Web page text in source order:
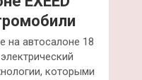
на автосалоне 18
которыми